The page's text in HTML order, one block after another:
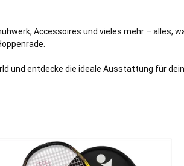
Accessoires und vieles mehr – alles,
und entdecke die ideale Ausstattung für